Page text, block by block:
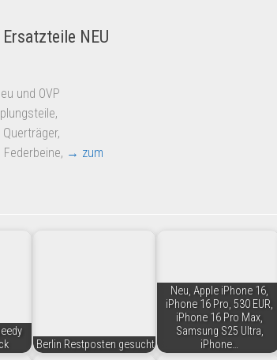
NEU
und OVP
→ zum
Berlin Restposten gesucht
Neu, Apple iPhone 16,
iPhone 16 Pro, 530 EUR,
iPhone 16 Pro Max,
Samsung S25 Ultra,
iPhone…